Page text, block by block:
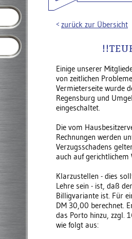
zurück zur Übersicht
Einige unserer
von zeitlichen
Vermieterseite wurde
Regensburg und
eingeschaltet.
Die vom
Rechnungen werden
Verzugsschadens
auch auf gerichtlichem
Klarzustellen - dies
Lehre sein - ist, daß
Billigvariante ist. Für
DM 30,00 berechnet.
das Porto hinzu, zzgl.
wie folgt aus: